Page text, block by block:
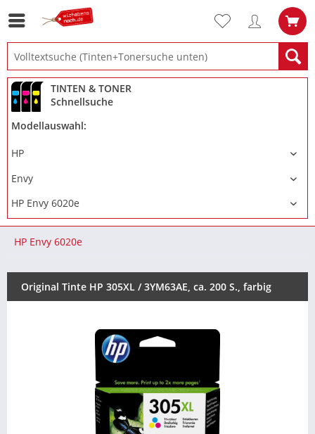
TINTEN & TONER
Schnellsuche
Modellauswahl:
HP Envy 6020e
Original Tinte HP 305XL / 3YM63AE, ca. 200 S., farbig